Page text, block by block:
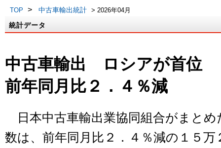
TOP > 中古車輸出統計 > 2026年04月
統計データ
中古車輸出 ロシアが首位
前年同月比２．４％減
日本中古車輸出業協同組合がまとめ
数は、前年同月比２．４％減の１５